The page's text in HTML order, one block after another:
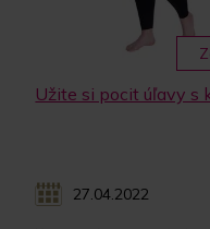
Užite si pocit úľavy s
27.04.2022